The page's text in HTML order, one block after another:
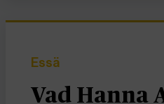
Essä
Vad Hanna